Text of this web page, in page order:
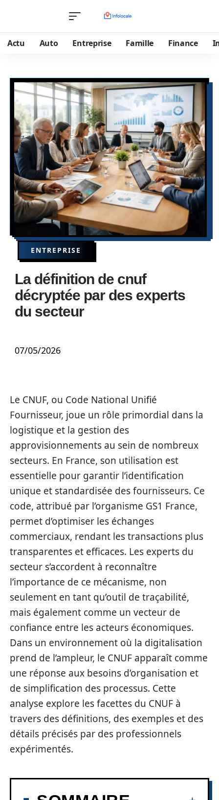
Actu Auto Entreprise Famille Finance
ENTREPRISE
La définition de cnuf
décryptée par des experts
du secteur
07/05/2026
Le CNUF, ou Code National Unifié
Fournisseur, joue un rôle primordial dans la
logistique et la gestion des
approvisionnements au sein de nombreux
secteurs. En France, son utilisation est
essentielle pour garantir l’identification
unique et standardisée des fournisseurs. Ce
code, attribué par l’organisme GS1 France,
permet d’optimiser les échanges
commerciaux, rendant les transactions plus
transparentes et efficaces. Les experts du
secteur s’accordent à reconnaître
l’importance de ce mécanisme, non
seulement en tant qu’outil de traçabilité,
mais également comme un vecteur de
confiance entre les acteurs économiques.
Dans un environnement où la digitalisation
prend de l’ampleur, le CNUF apparaît comme
une réponse aux besoins d’organisation et
de simplification des processus. Cette
analyse explore les facettes du CNUF à
travers des définitions, des exemples et des
détails précisés par des professionnels
expérimentés.